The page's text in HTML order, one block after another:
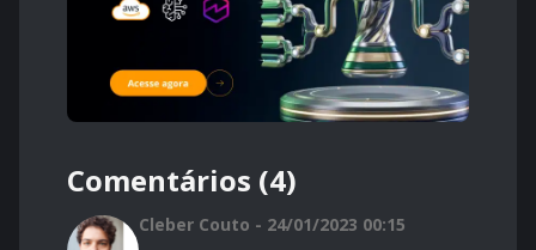
Comentários (4)
Cleber Couto - 24/01/2023 00:15